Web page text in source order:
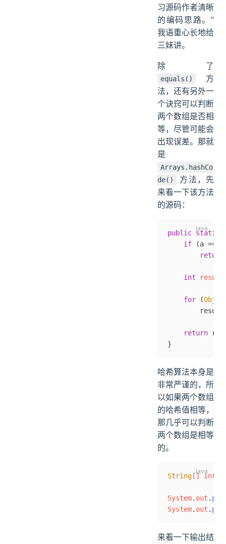
习源码作者清晰
的编码思路。”
我语重心长地给
三妹讲。
除了
equals()
方
法，还有另外一
个诀窍可以判断
两个数组是否相
等，尽管可能会
出现误差。那就
是
Arrays.hashCo
de()
方法，先
来看一下该方法
的源码：
public static
    if
(a ==
        return
    int
    for
(
    return
}
哈希算法本身是
非常严谨的，所
以如果两个数组
的哈希值相等，
那几乎可以判断
两个数组是相等
的。
String []
System. out .
System. out .
来看一下输出结